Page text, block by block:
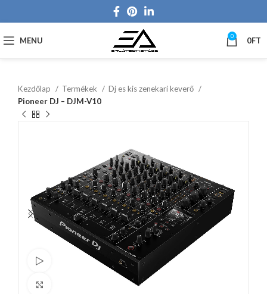
MENU 0 0FT
Kezdőlap Termékek
Dj es kis zenekari keverő
Pioneer DJ – DJM-V10
Watch video